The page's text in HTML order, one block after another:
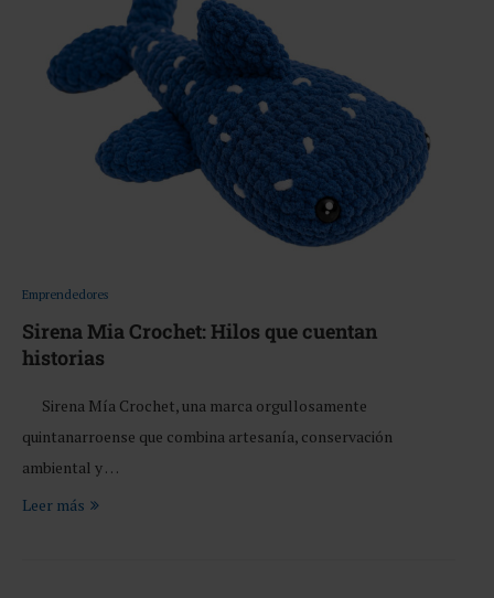
Emprendedores
Sirena Mia Crochet: Hilos que cuentan
historias
Sirena Mía Crochet, una marca orgullosamente
quintanarroense que combina artesanía, conservación
ambiental y …
Leer más